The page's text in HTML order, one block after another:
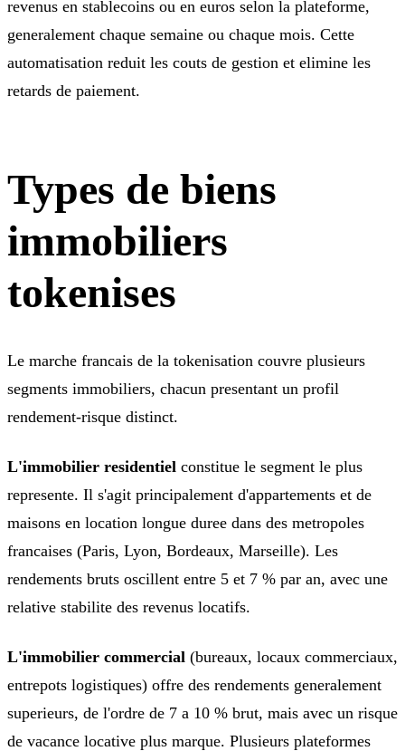
revenus en stablecoins ou en euros selon la plateforme,
generalement chaque semaine ou chaque mois. Cette
automatisation reduit les couts de gestion et elimine les
retards de paiement.
Types de biens
immobiliers
tokenises
Le marche francais de la tokenisation couvre plusieurs
segments immobiliers, chacun presentant un profil
rendement-risque distinct.
L'immobilier residentiel constitue le segment le plus
represente. Il s'agit principalement d'appartements et de
maisons en location longue duree dans des metropoles
francaises (Paris, Lyon, Bordeaux, Marseille). Les
rendements bruts oscillent entre 5 et 7 % par an, avec une
relative stabilite des revenus locatifs.
L'immobilier commercial (bureaux, locaux commerciaux,
entrepots logistiques) offre des rendements generalement
superieurs, de l'ordre de 7 a 10 % brut, mais avec un risque
de vacance locative plus marque. Plusieurs plateformes